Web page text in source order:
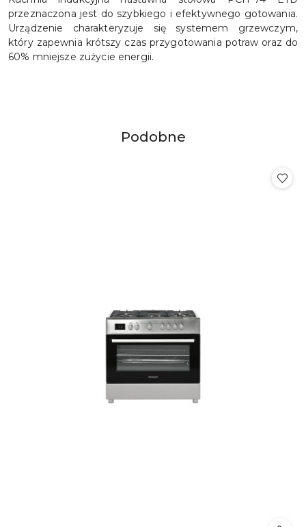
przeznaczona jest do szybkiego i efektywnego gotowania.
Urządzenie charakteryzuje się systemem grzewczym,
który zapewnia krótszy czas przygotowania potraw oraz do
60% mniejsze zużycie energii.
Pomiń karuzelę produktów
Produkty
Podobne